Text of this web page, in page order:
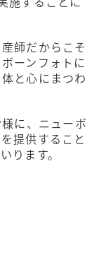
師だからこそ
ーンフォトに
と心にまつわ
に、ニューボ
提供すること
ります。